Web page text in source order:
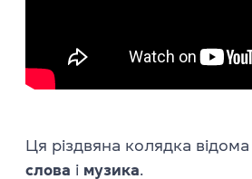
Ця різдвяна колядка
слова і музика.